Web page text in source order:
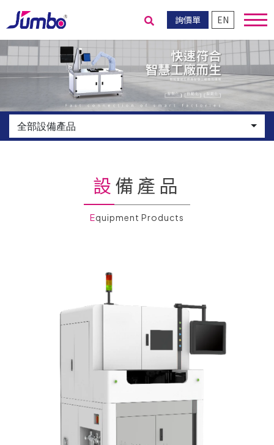
詢價單 EN
送出搜尋
全部設備產品
設備產品
Equipment Products